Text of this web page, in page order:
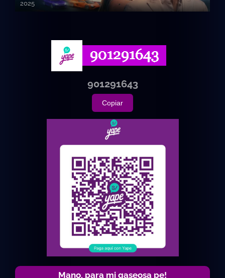
2025
720p HD
901291643
Copiar
Mano, para mi gaseosa pe!